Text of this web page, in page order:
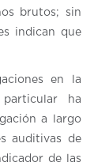
brutos; sin
indican que
en la
ha
a largo
auditivas de
de las